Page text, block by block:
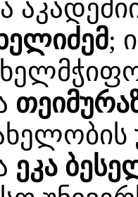
;
ეკა